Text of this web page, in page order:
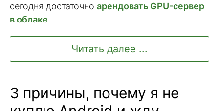
сегодня достаточно арендовать GPU-сервер
в облаке.
Читать далее ...
3 причины, почему я не